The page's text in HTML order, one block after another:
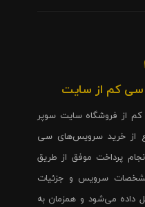
کم از سایت
از فروشگاه سایت سوپر
از خرید سرویس‌های سی
پرداخت موفق از طریق
مشخصات سرویس و جزئیات
داده می‌شود و همزمان به